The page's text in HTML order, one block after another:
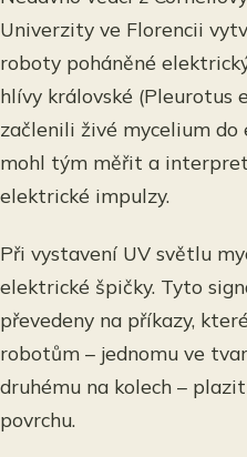
Univerzity ve Florencii
roboty poháněné
hlívy královské (Pleurotus
začlenili živé mycelium
mohl tým měřit a
elektrické impulzy.
Při vystavení UV světlu
elektrické špičky. Tyto
převedeny na příkazy,
robotům – jednomu ve
druhému na kolech –
povrchu.